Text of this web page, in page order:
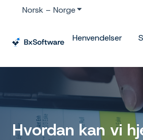
Norsk – NorgeVis undermeny
Henvendelser
Hvordan kan vi